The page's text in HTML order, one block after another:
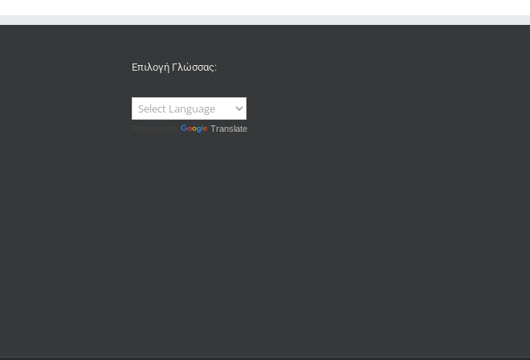
Επιλογή Γλώσσας:
Powered by Translate